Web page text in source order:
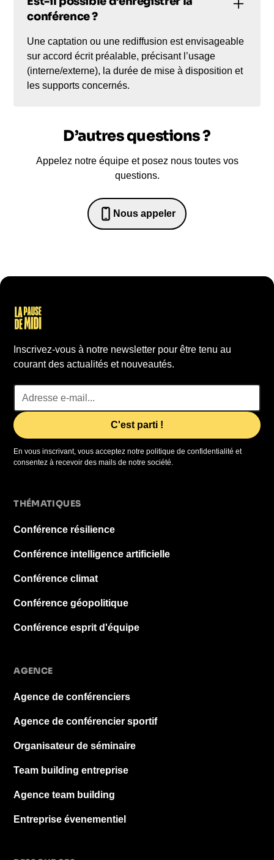
conférence ?
Une captation ou une rediffusion est envisageable
sur accord écrit préalable, précisant l’usage
(interne/externe), la durée de mise à disposition et
les supports concernés.
D’autres questions ?
Appelez notre équipe et posez nous toutes vos
questions.
Nous appeler
0652698481
Inscrivez-vous à notre newsletter pour être tenu au
courant des actualités et nouveautés.
En vous inscrivant, vous acceptez notre politique de confidentialité et
consentez à recevoir des mails de notre société.
THÉMATIQUES
Conférence résilience
Conférence intelligence artificielle
Conférence climat
Conférence géopolitique
Conférence esprit d'équipe
AGENCE
Agence de conférenciers
Agence de conférencier sportif
Organisateur de séminaire
Team building entreprise
Agence team building
Entreprise évenementiel